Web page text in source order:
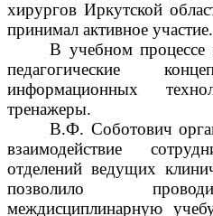
хирургов Иркутской
принимал активное участие.
В учебном процессе
педагогические
информационных
тренажеры.
В.Ф. Соботович
взаимодействие
отделений ведущих
позволило
междисциплинарную